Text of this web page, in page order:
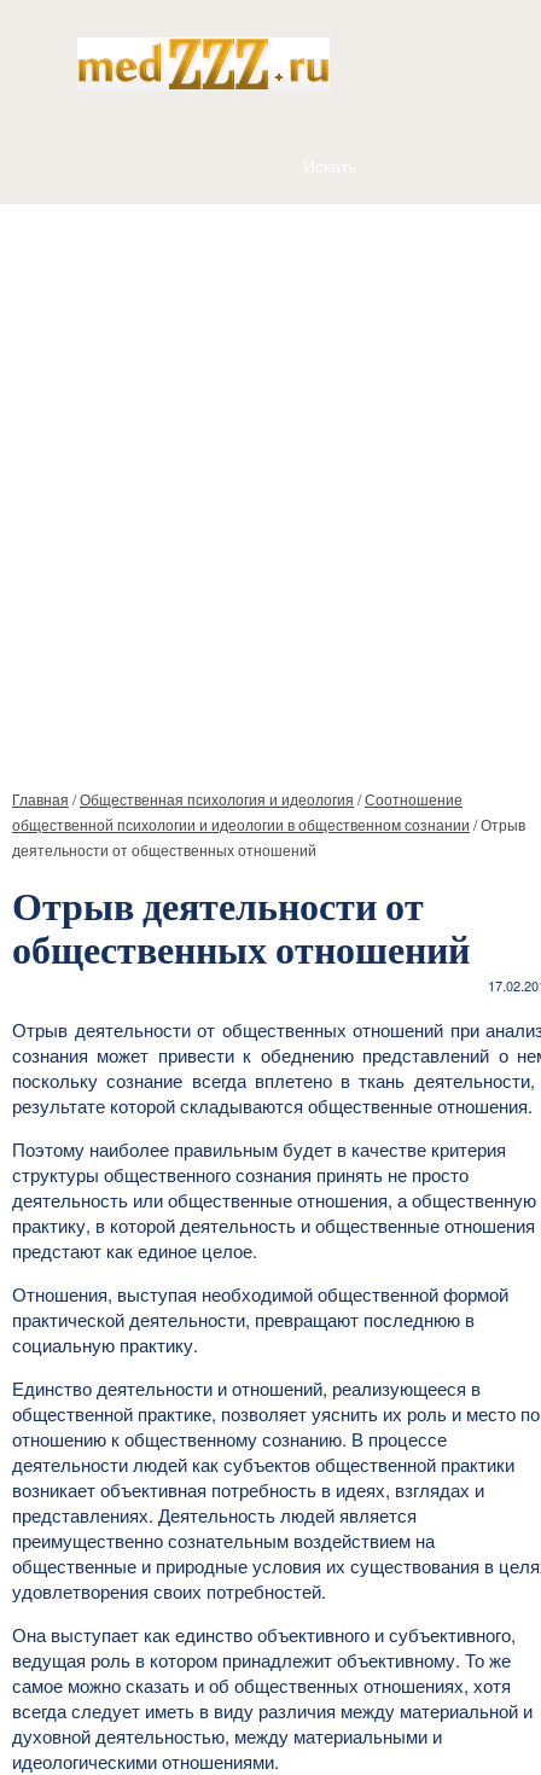
Главная /Общественная психология и идеология /Соотношение
общественной психологии и идеологии в общественном сознании /Отрыв
деятельности от общественных отношений
Отрыв деятельности от
общественных отношений
Отрыв деятельности от общественных отношений при
сознания может привести к обеднению представлений о
поскольку сознание всегда вплетено в ткань
результате которой складываются общественные отношения.
Поэтому наиболее правильным будет в качестве критерия
структуры общественного сознания принять не просто
деятельность или общественные отношения, а общественную
практику, в которой деятельность и общественные отношения
предстают как единое целое.
Отношения, выступая необходимой общественной формой
практической деятельности, превращают последнюю в
социальную практику.
Единство деятельности и отношений, реализующееся в
общественной практике, позволяет уяснить их роль и место по
отношению к общественному сознанию. В процессе
деятельности людей как субъектов общественной практики
возникает объективная потребность в идеях, взглядах и
представлениях. Деятельность людей является
преимущественно сознательным воздействием на
общественные и природные условия их существования в
удовлетворения своих потребностей.
Она выступает как единство объективного и субъективного,
ведущая роль в котором принадлежит объективному. То же
самое можно сказать и об общественных отношениях, хотя
всегда следует иметь в виду различия между материальной и
духовной деятельностью, между материальными и
идеологическими отношениями.